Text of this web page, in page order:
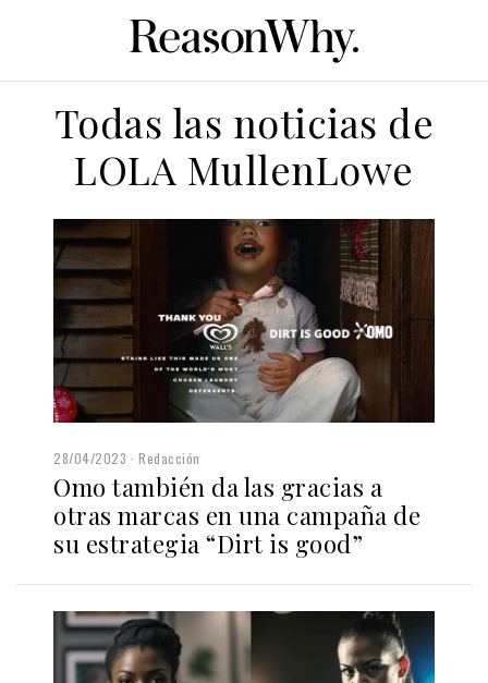
Todas las noticias de
LOLA MullenLowe
28/04/2023 Redacción
Omo también da las gracias a
otras marcas en una campaña de
su estrategia “Dirt is good”